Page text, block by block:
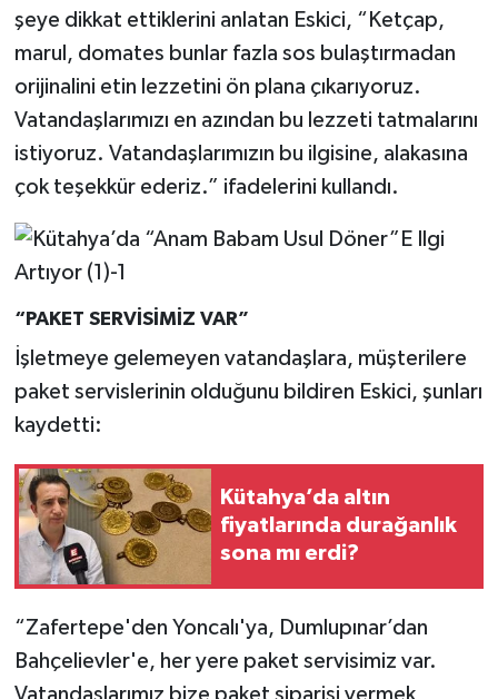
şeye dikkat ettiklerini anlatan Eskici, “Ketçap,
marul, domates bunlar fazla sos bulaştırmadan
orijinalini etin lezzetini ön plana çıkarıyoruz.
Vatandaşlarımızı en azından bu lezzeti tatmalarını
istiyoruz. Vatandaşlarımızın bu ilgisine, alakasına
çok teşekkür ederiz.” ifadelerini kullandı.
“PAKET SERVİSİMİZ VAR”
İşletmeye gelemeyen vatandaşlara, müşterilere
paket servislerinin olduğunu bildiren Eskici, şunları
kaydetti:
Kütahya’da altın
fiyatlarında durağanlık
sona mı erdi?
“Zafertepe'den Yoncalı'ya, Dumlupınar’dan
Bahçelievler'e, her yere paket servisimiz var.
Vatandaşlarımız bize paket siparişi vermek